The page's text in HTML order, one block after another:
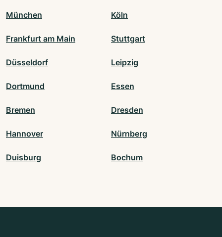
München Köln
Frankfurt am Main Stuttgart
Düsseldorf Leipzig
Dortmund Essen
Bremen Dresden
Hannover Nürnberg
Duisburg Bochum